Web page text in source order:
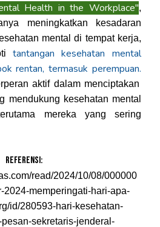
Health in the Workplace",
meningkatkan kesadaran
mental di tempat kerja,
tantangan kesehatan mental
rentan, termasuk perempuan.
aktif dalam menciptakan
mendukung kesehatan mental
mereka yang sering
Referensi:
read/2024/10/08/000000
2024-memperingati-hari-apa-
id/280593-hari-kesehatan-
sekretaris-jenderal-